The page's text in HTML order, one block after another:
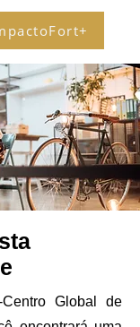
Global de